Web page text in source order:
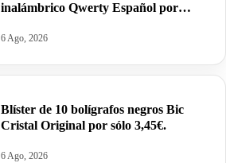
inalámbrico Qwerty Español por
6 Ago, 2026
Blíster de 10 bolígrafos negros Bic
Cristal Original por sólo 3,45€.
6 Ago, 2026